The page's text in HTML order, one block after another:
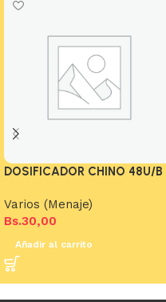
DOSIFICADOR CHINO 48U/B
Varios (Menaje)
Bs.30,00
Añadir al carrito